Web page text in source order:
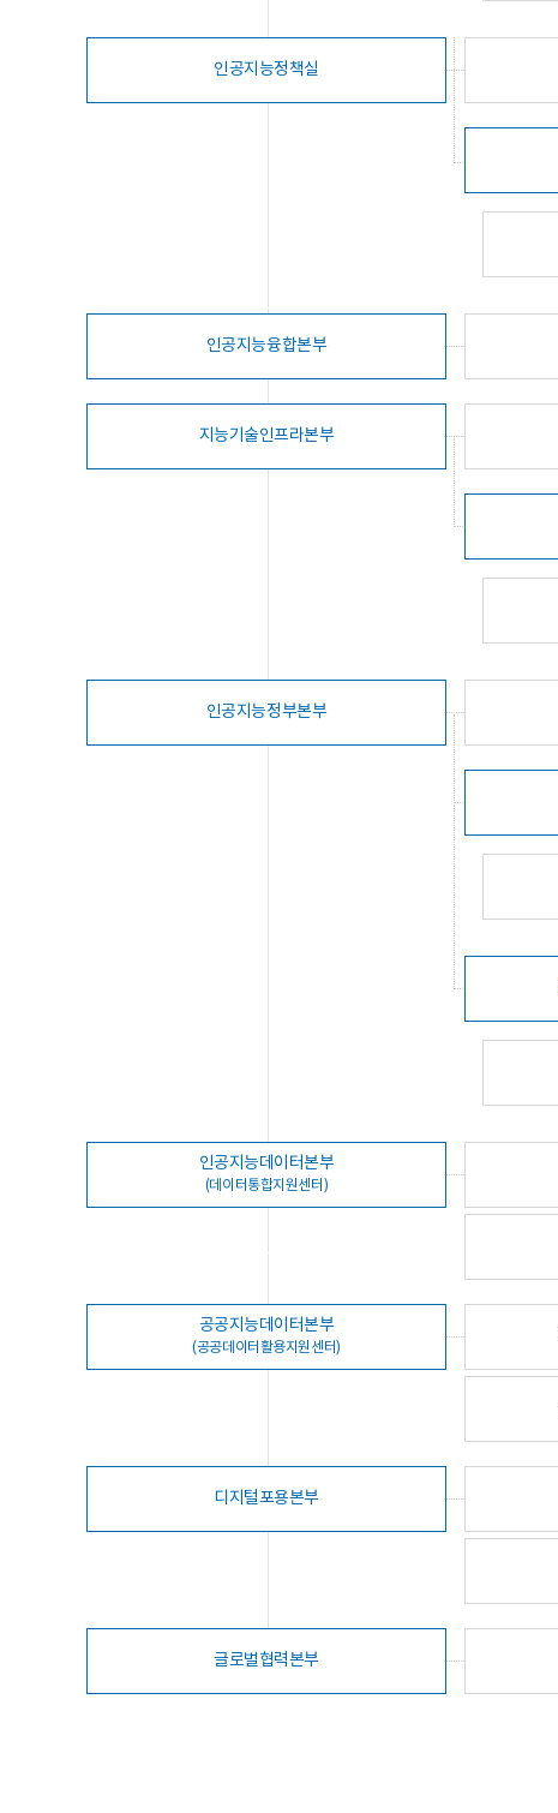
인공지능정책실
인공지능융합본부
지능기술인프라본부
인공지능정부본부
인공지능데이터본부
(데이터통합지원센터)
공공지능데이터본부
(공공데이터활용지원센터)
디지털포용본부
글로벌협력본부